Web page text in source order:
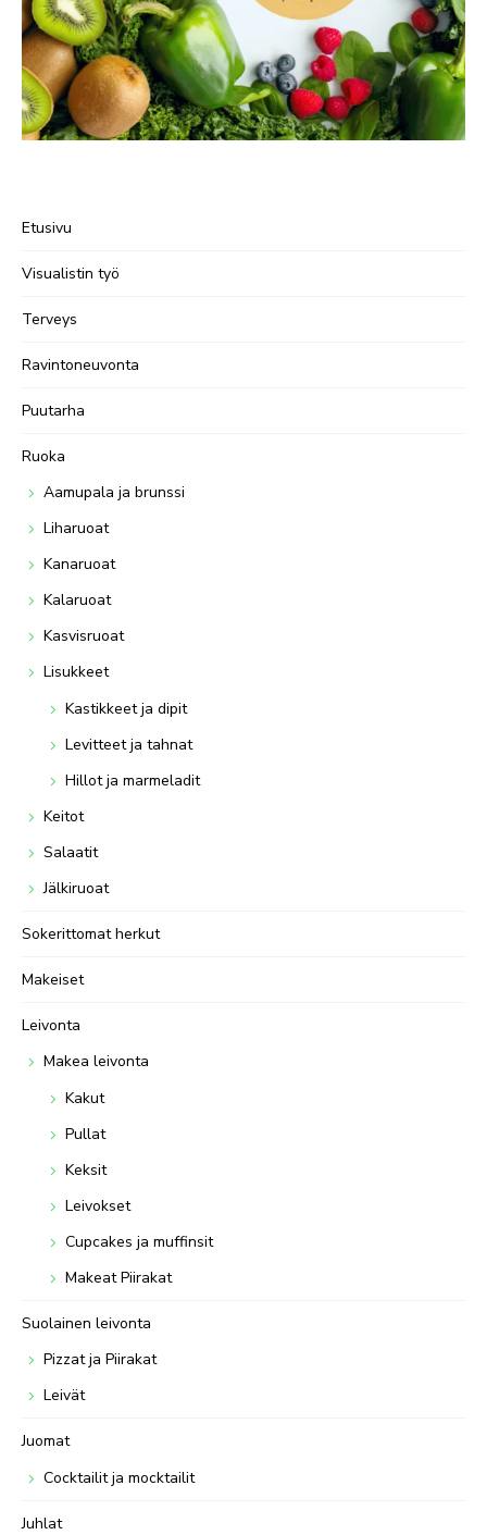
Etusivu
Visualistin työ
Terveys
Ravintoneuvonta
Puutarha
Ruoka
Aamupala ja brunssi
Liharuoat
Kanaruoat
Kalaruoat
Kasvisruoat
Lisukkeet
Kastikkeet ja dipit
Levitteet ja tahnat
Hillot ja marmeladit
Keitot
Salaatit
Jälkiruoat
Sokerittomat herkut
Makeiset
Leivonta
Makea leivonta
Kakut
Pullat
Keksit
Leivokset
Cupcakes ja muffinsit
Makeat Piirakat
Suolainen leivonta
Pizzat ja Piirakat
Leivät
Juomat
Cocktailit ja mocktailit
Juhlat